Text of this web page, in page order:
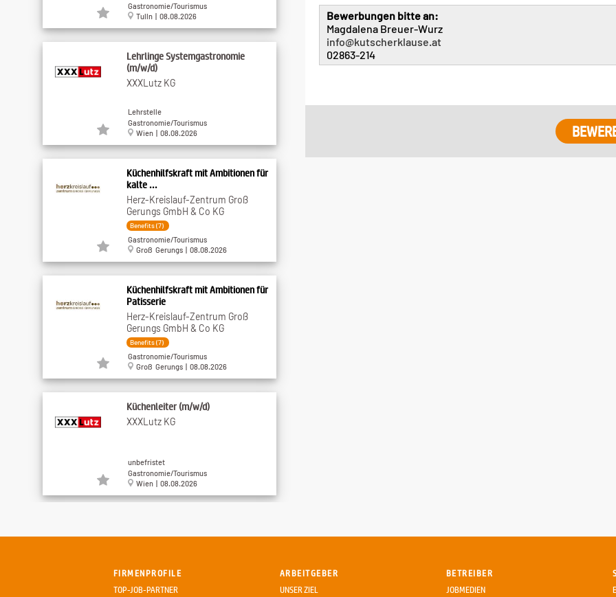
Bewerbungen bitte an:
Magdalena Breuer-Wurz
info@kutscherklause.at
02863-214
Gastronomie/Tourismus
Tulln | 08.08.2026
Lehrlinge Systemgastronomie
(m/w/d)
XXXLutz KG
Lehrstelle
Gastronomie/Tourismus
Wien | 08.08.2026
Küchenhilfskraft mit Ambitionen für
kalte ...
Herz-Kreislauf-Zentrum Groß
Gerungs GmbH & Co KG
Benefits (7)
Gastronomie/Tourismus
Groß Gerungs | 08.08.2026
Küchenhilfskraft mit Ambitionen für
Patisserie
Herz-Kreislauf-Zentrum Groß
Gerungs GmbH & Co KG
Benefits (7)
Gastronomie/Tourismus
Groß Gerungs | 08.08.2026
Küchenleiter (m/w/d)
XXXLutz KG
unbefristet
Gastronomie/Tourismus
Wien | 08.08.2026
XXXLutz KG
unbefristet
Gastronomie/Tourismus
FIRMENPROFILE
TOP-JOB-PARTNER
ARBEITGEBER
UNSER ZIEL
BETREIBER
JOBMEDIEN